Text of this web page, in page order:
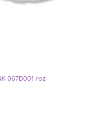
067D001 roz